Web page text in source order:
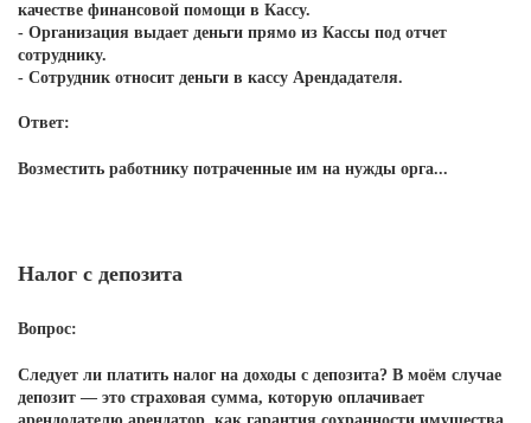
качестве финансовой помощи в Кассу.
- Организация выдает деньги прямо из Кассы под отчет
сотруднику.
- Сотрудник относит деньги в кассу Арендадателя.
Ответ:
Возместить работнику потраченные им на нужды орга...
Налог с депозита
Вопрос:
Следует ли платить налог на доходы с депозита? В моём случае
депозит — это страховая сумма, которую оплачивает